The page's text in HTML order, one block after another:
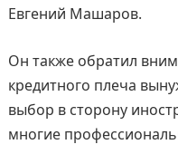
Евгений Машаров.
Он также обратил
кредитного плеча
выбор в сторону
многие